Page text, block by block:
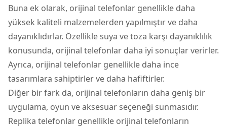
Buna ek olarak, orijinal telefonlar genellikle daha
yüksek kaliteli malzemelerden yapılmıştır ve daha
dayanıklıdırlar. Özellikle suya ve toza karşı dayanıklılık
konusunda, orijinal telefonlar daha iyi sonuçlar verirler.
Ayrıca, orijinal telefonlar genellikle daha ince
tasarımlara sahiptirler ve daha hafiftirler.
Diğer bir fark da, orijinal telefonların daha geniş bir
uygulama, oyun ve aksesuar seçeneği sunmasıdır.
Replika telefonlar genellikle orijinal telefonların